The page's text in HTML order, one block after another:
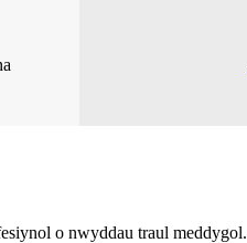
o nwyddau traul meddygol.